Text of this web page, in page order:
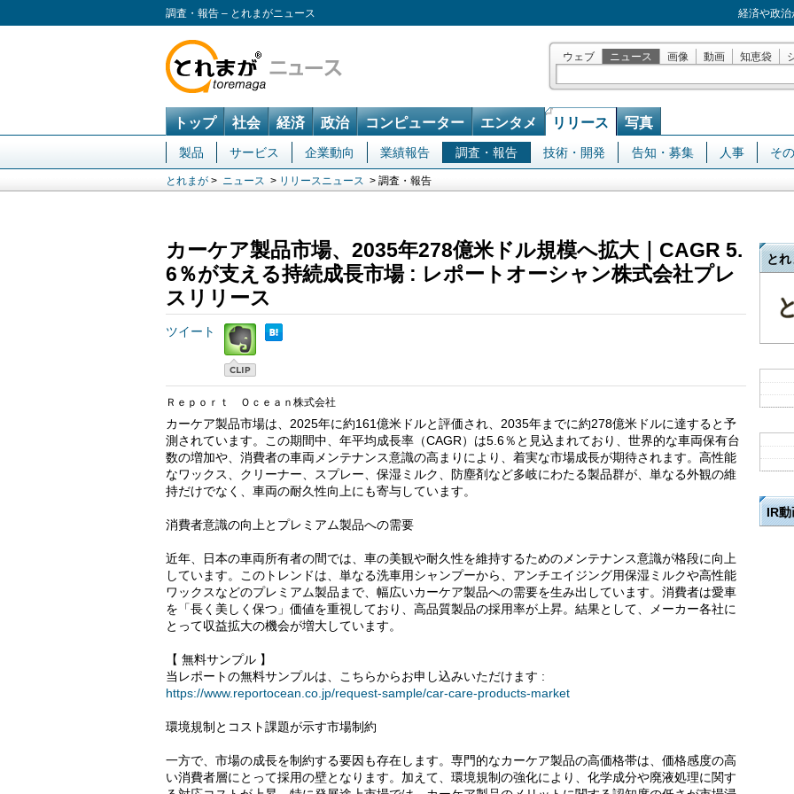
調査・報告 – とれまがニュース 経済や政
ウェブ ニュース 画像 動画 知恵袋
トップ 社会 経済 政治 コンピューター エンタメ リリース 写真
製品 サービス 企業動向 業績報告 調査・報告 技術・開発 告知・募集 人事 そ
とれまが > ニュース > リリースニュース > 調査・報告
カーケア製品市場、2035年278億米ドル規模へ拡大｜CAGR 5.
6％が支える持続成長市場 : レポートオーシャン株式会社プレ
スリリース
ツイート
Ｒｅｐｏｒｔ Ｏｃｅａｎ株式会社
カーケア製品市場は、2025年に約161億米ドルと評価され、2035年までに約278億米ドルに達すると予
測されています。この期間中、年平均成長率（CAGR）は5.6％と見込まれており、世界的な車両保有台
数の増加や、消費者の車両メンテナンス意識の高まりにより、着実な市場成長が期待されます。高性能
なワックス、クリーナー、スプレー、保湿ミルク、防塵剤など多岐にわたる製品群が、単なる外観の維
持だけでなく、車両の耐久性向上にも寄与しています。
消費者意識の向上とプレミアム製品への需要
近年、日本の車両所有者の間では、車の美観や耐久性を維持するためのメンテナンス意識が格段に向上
しています。このトレンドは、単なる洗車用シャンプーから、アンチエイジング用保湿ミルクや高性能
ワックスなどのプレミアム製品まで、幅広いカーケア製品への需要を生み出しています。消費者は愛車
を「長く美しく保つ」価値を重視しており、高品質製品の採用率が上昇。結果として、メーカー各社に
とって収益拡大の機会が増大しています。
【 無料サンプル 】
当レポートの無料サンプルは、こちらからお申し込みいただけます :
https://www.reportocean.co.jp/request-sample/car-care-products-market
環境規制とコスト課題が示す市場制約
一方で、市場の成長を制約する要因も存在します。専門的なカーケア製品の高価格帯は、価格感度の高
い消費者層にとって採用の壁となります。加えて、環境規制の強化により、化学成分や廃液処理に関す
とれ
IR動